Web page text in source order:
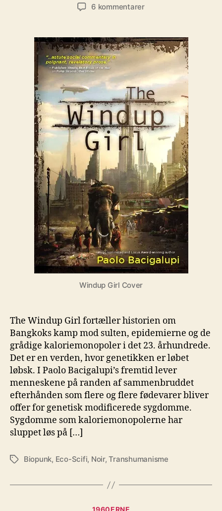
6 kommentarertil
Paolo
Bacigalupi,
The
Windup
Girl
Windup Girl Cover
The Windup Girl fortæller historien om
Bangkoks kamp mod sulten, epidemierne og de
grådige kaloriemonopoler i det 23. århundrede.
Det er en verden, hvor genetikken er løbet
løbsk. I Paolo Bacigalupi’s fremtid lever
menneskene på randen af sammenbruddet
efterhånden som flere og flere fødevarer bliver
offer for genetisk modificerede sygdomme.
Sygdomme som kaloriemonopolerne har
sluppet løs på […]
TagsBiopunk, Eco-Scifi, Noir,Transhumanisme
Kategorier